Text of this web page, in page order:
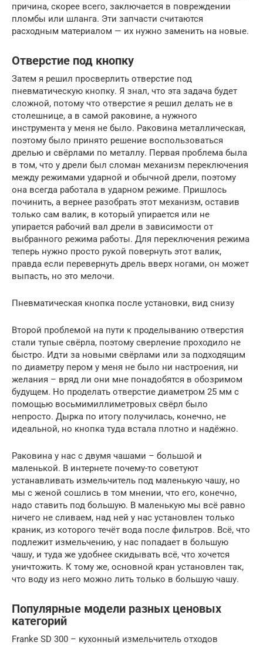
причина, скорее всего, заключается в повреждении
пломбы или шланга. Эти запчасти считаются
расходным материалом — их нужно заменить на новые.
Отверстие под кнопку
Затем я решил просверлить отверстие под
пневматическую кнопку. Я знал, что эта задача будет
сложной, потому что отверстие я решил делать не в
столешнице, а в самой раковине, а нужного
инструмента у меня не было. Раковина металлическая,
поэтому было принято решение воспользоваться
дрелью и свёрлами по металлу. Первая проблема была
в том, что у дрели был сломан механизм переключения
между режимами ударной и обычной дрели, поэтому
она всегда работала в ударном режиме. Пришлось
починить, а вернее разобрать этот механизм, оставив
только сам валик, в который упирается или не
упирается рабочий вал дрели в зависимости от
выбранного режима работы. Для переключения режима
теперь нужно просто рукой повернуть этот валик,
правда если перевернуть дрель вверх ногами, он может
выпасть, но это мелочи.
Пневматическая кнопка после установки, вид снизу
Второй проблемой на пути к проделыванию отверстия
стали тупые свёрла, поэтому сверление проходило не
быстро. Идти за новыми свёрлами или за подходящим
по диаметру пером у меня не было ни настроения, ни
желания – вряд ли они мне понадобятся в обозримом
будущем. Но проделать отверстие диаметром 25 мм с
помощью восьмимиллиметровых свёрл было
непросто. Дырка по итогу получилась, конечно, не
идеальной, но кнопка туда встала плотно и надёжно.
Раковина у нас с двумя чашами – большой и
маленькой. В интернете почему-то советуют
устанавливать измельчитель под маленькую чашу, но
мы с женой сошлись в том мнении, что его, конечно,
надо ставить под большую. В маленькую мы всё равно
ничего не сливаем, над ней у нас установлен только
краник, из которого течёт вода после фильтров. Всё, что
подлежит измельчению, у нас попадает в большую
чашу, и туда же удобнее скидывать всё, что хочется
уничтожить. К тому же, основной кран установлен так,
что воду из него можно лить только в большую чашу.
Популярные модели разных ценовых
категорий
Franke SD 300 – кухонный измельчитель отходов